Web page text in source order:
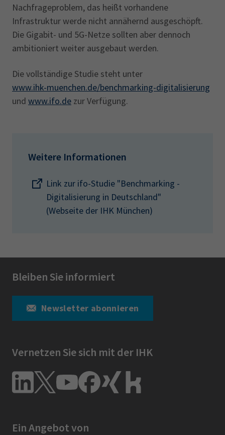
Nachfrageproblem, das heißt vorhandene
Infrastruktur werde nicht annähernd ausgeschöpft.
Die Gigabit- und 5G-Netze sollten aber dennoch
ambitioniert weiter ausgebaut werden.
Die vollständige Studie steht unter
www.ihk-muenchen.de/benchmarking-digitalisierung
und www.ifo.de zur Verfügung.
Weitere Informationen
Link zur ifo-Studie "Benchmarking -
Digitalisierung in Deutschland"
(Webseite der IHK München)
Bleiben Sie informiert
Newsletter abonnieren
Vernetzen Sie sich mit der IHK
Ein Angebot von